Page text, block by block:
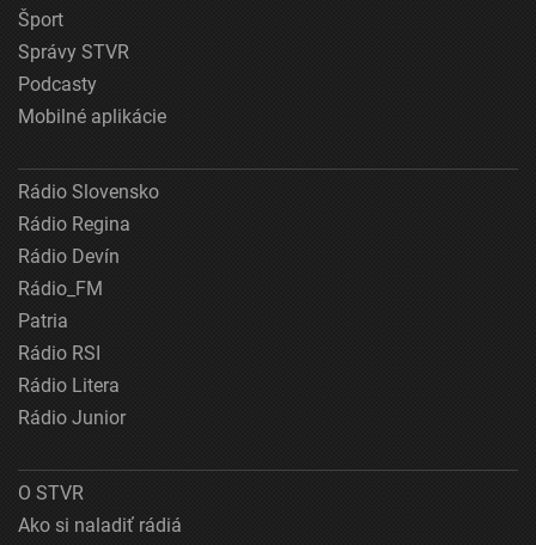
Šport
Správy STVR
Podcasty
Mobilné aplikácie
Rádio Slovensko
Rádio Regina
Rádio Devín
Rádio_FM
Patria
Rádio RSI
Rádio Litera
Rádio Junior
O STVR
Ako si naladiť rádiá